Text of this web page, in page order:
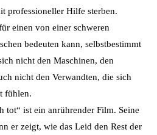
professioneller Hilfe sterben.
einen von einer schweren
bedeuten kann, selbstbestimmt
nicht den Maschinen, den
nicht den Verwandten, die sich
fühlen.
tot“ ist ein anrührender Film. Seine
er zeigt, wie das Leid den Rest der